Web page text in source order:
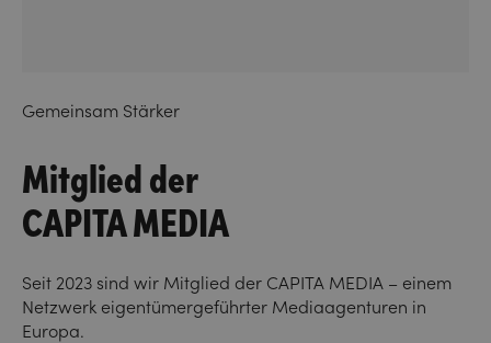
Gemeinsam Stärker
Mitglied der
CAPITA MEDIA
Seit 2023 sind wir Mitglied der CAPITA MEDIA – einem
Netzwerk eigentümergeführter Mediaagenturen in
Europa.